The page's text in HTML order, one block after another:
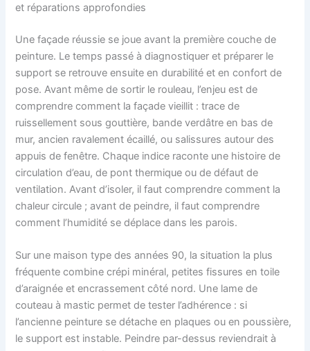
et réparations approfondies
Une façade réussie se joue avant la première couche de
peinture. Le temps passé à diagnostiquer et préparer le
support se retrouve ensuite en durabilité et en confort de
pose. Avant même de sortir le rouleau, l’enjeu est de
comprendre comment la façade vieillit : trace de
ruissellement sous gouttière, bande verdâtre en bas de
mur, ancien ravalement écaillé, ou salissures autour des
appuis de fenêtre. Chaque indice raconte une histoire de
circulation d’eau, de pont thermique ou de défaut de
ventilation. Avant d’isoler, il faut comprendre comment la
chaleur circule ; avant de peindre, il faut comprendre
comment l’humidité se déplace dans les parois.
Sur une maison type des années 90, la situation la plus
fréquente combine crépi minéral, petites fissures en toile
d’araignée et encrassement côté nord. Une lame de
couteau à mastic permet de tester l’adhérence : si
l’ancienne peinture se détache en plaques ou en poussière,
le support est instable. Peindre par-dessus reviendrait à